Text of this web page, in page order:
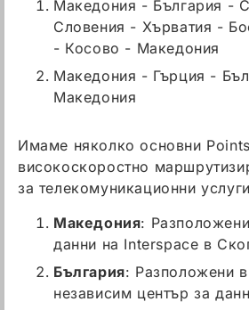
Македония - България -
Словения - Хърватия -
- Косово - Македония
Македония - Гърция -
Македония
Имаме няколко основни
високоскоростно
за телекомуникационни
Македония:
данни на Interspace в
България: Разположени
независим център за